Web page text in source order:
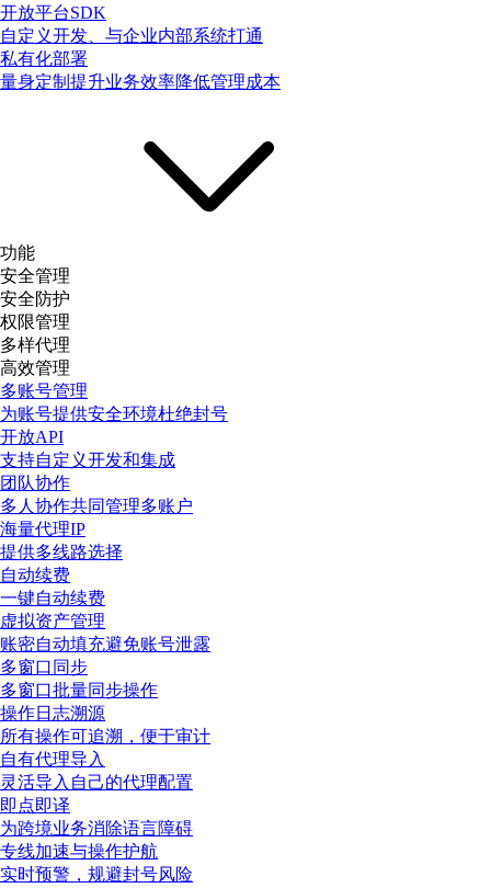
开放平台SDK
自定义开发、与企业内部系统打通
私有化部署
量身定制提升业务效率降低管理成本
功能
安全管理
安全防护
权限管理
多样代理
高效管理
多账号管理
为账号提供安全环境杜绝封号
开放API
支持自定义开发和集成
团队协作
多人协作共同管理多账户
海量代理IP
提供多线路选择
自动续费
一键自动续费
虚拟资产管理
账密自动填充避免账号泄露
多窗口同步
多窗口批量同步操作
操作日志溯源
所有操作可追溯，便于审计
自有代理导入
灵活导入自己的代理配置
即点即译
为跨境业务消除语言障碍
专线加速与操作护航
实时预警，规避封号风险